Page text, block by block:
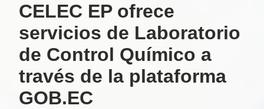
CELEC EP ofrece
servicios de Laboratorio
de Control Químico a
través de la plataforma
GOB.EC